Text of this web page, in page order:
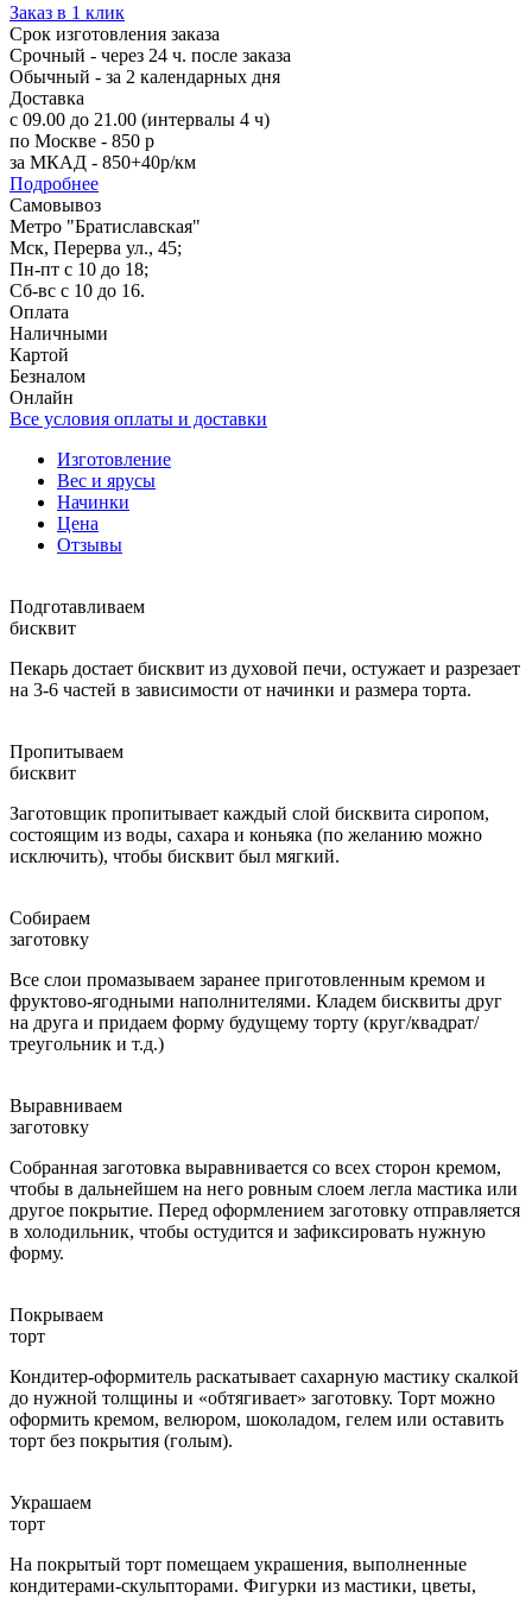
Заказ в 1 клик
Срок изготовления заказа
Срочный - через 24 ч. после заказа
Обычный - за 2 календарных дня
Доставка
с 09.00 до 21.00 (интервалы 4 ч)
по Москве - 850 р
за МКАД - 850+40р/км
Подробнее
Самовывоз
Метро "Братиславская"
Мск, Перерва ул., 45;
Пн-пт с 10 до 18;
Сб-вс с 10 до 16.
Оплата
Наличными
Картой
Безналом
Онлайн
Все условия оплаты и доставки
Изготовление
Вес и ярусы
Начинки
Цена
Отзывы
Подготавливаем
бисквит
Пекарь достает бисквит из духовой печи, остужает и разрезает
на 3-6 частей в зависимости от начинки и размера торта.
Пропитываем
бисквит
Заготовщик пропитывает каждый слой бисквита сиропом,
состоящим из воды, сахара и коньяка (по желанию можно
исключить), чтобы бисквит был мягкий.
Собираем
заготовку
Все слои промазываем заранее приготовленным кремом и
фруктово-ягодными наполнителями. Кладем бисквиты друг
на друга и придаем форму будущему торту (круг/квадрат/
треугольник и т.д.)
Выравниваем
заготовку
Собранная заготовка выравнивается со всех сторон кремом,
чтобы в дальнейшем на него ровным слоем легла мастика или
другое покрытие. Перед оформлением заготовку отправляется
в холодильник, чтобы остудится и зафиксировать нужную
форму.
Покрываем
торт
Кондитер-оформитель раскатывает сахарную мастику скалкой
до нужной толщины и «обтягивает» заготовку. Торт можно
оформить кремом, велюром, шоколадом, гелем или оставить
торт без покрытия (голым).
Украшаем
торт
На покрытый торт помещаем украшения, выполненные
кондитерами-скульпторами. Фигурки из мастики, цветы,